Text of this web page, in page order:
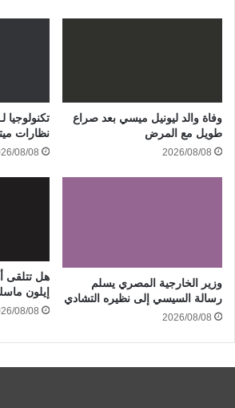
وفاة والد ليونيل ميسي بعد صراع
طويل مع المرض
2026/08/08
تكنولوجيا
نظارات
08/08
وزير الخارجية المصري يسلم
رسالة السيسي إلى نظيره التشادي
2026/08/08
إيلون
08/08